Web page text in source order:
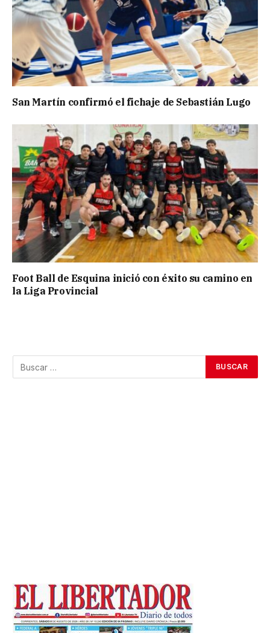
San Martín confirmó el fichaje de Sebastián Lugo
Foot Ball de Esquina inició con éxito su camino en
la Liga Provincial